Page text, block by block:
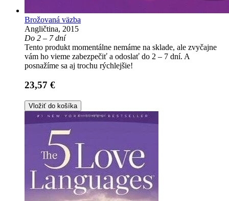
Brožovaná väzba
Angličtina, 2015
Do 2 – 7 dní
Tento produkt momentálne nemáme na sklade, ale zvyčajne
vám ho vieme zabezpečiť a odoslať do 2 – 7 dní. A
posnažíme sa aj trochu rýchlejšie!
23,57 €
Vložiť do košíka